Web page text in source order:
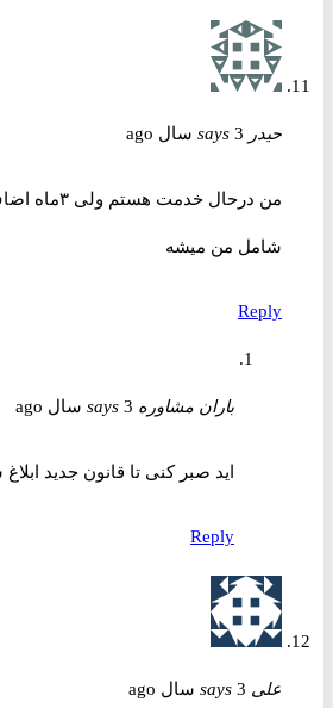
حیدر says 3 سال ago
من درحال خدمت هستم
شامل من میشه
Reply
باران مشاوره says 3 سال ago
اید صبر کنی تا قانون جدید ابلاغ شه
Reply
علی says 3 سال ago